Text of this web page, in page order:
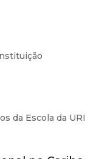
da Escola da URI